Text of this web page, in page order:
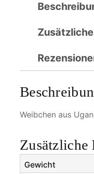
i
c
i
s
i
a
Weibchen aus
Zusätzliche
Gewicht